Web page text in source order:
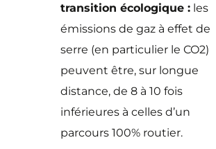
transition écologique : les
émissions de gaz à effet de
serre (en particulier le CO2)
peuvent être, sur longue
distance, de 8 à 10 fois
inférieures à celles d’un
parcours 100% routier.